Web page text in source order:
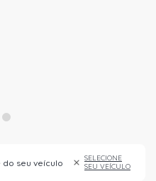
2
do seu veículo
SELECIONE
SEU VEÍCULO